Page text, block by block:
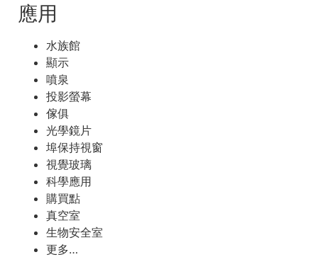
應用
水族館
顯示
噴泉
投影螢幕
傢俱
光學鏡片
埠保持視窗
視覺玻璃
科學應用
購買點
真空室
生物安全室
更多…